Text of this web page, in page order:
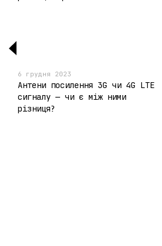
6 грудня 2023
Антени посилення 3G чи 4G LTE
сигналу — чи є між ними
різниця?